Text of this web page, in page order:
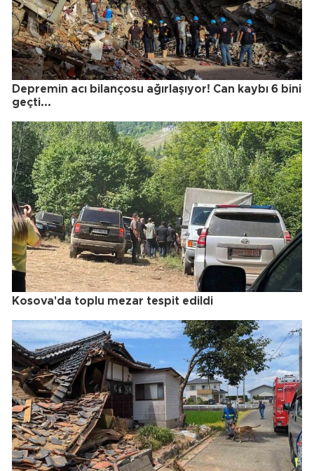
Depremin acı bilançosu ağırlaşıyor! Can kaybı 6 bini
geçti...
Kosova'da toplu mezar tespit edildi